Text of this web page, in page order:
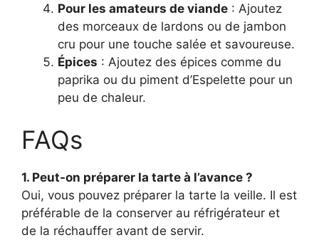
Pour les amateurs de viande : Ajoutez
des morceaux de lardons ou de jambon
cru pour une touche salée et savoureuse.
Épices : Ajoutez des épices comme du
paprika ou du piment d’Espelette pour un
peu de chaleur.
FAQs
1. Peut-on préparer la tarte à l’avance ?
Oui, vous pouvez préparer la tarte la veille. Il est
préférable de la conserver au réfrigérateur et
de la réchauffer avant de servir.